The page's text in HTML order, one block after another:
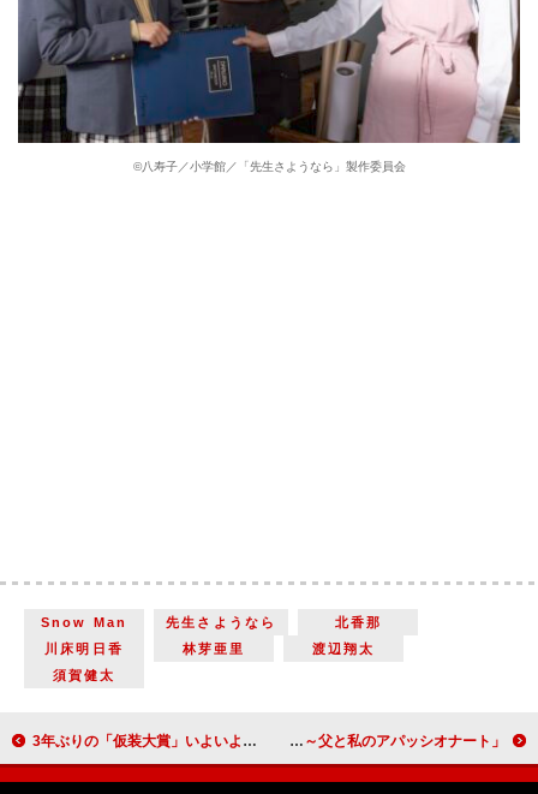
©八寿子／小学館／「先生さようなら」製作委員会
Snow Man 先生さようなら
北香那
川床明日香
林芽亜里
渡辺翔太
須賀健太
3年ぶりの「仮装大賞」いよいよ今夜！ 欽ちゃん＆慎吾ちゃんが愛と絆をつなぐ 「さよならマエストロ～父と私のアパッシオナート～」「海くんを見てもらい泣きしてしまいました。みんなが幸せに終われますように」「柳亭小痴楽さん。ご本人登場！」